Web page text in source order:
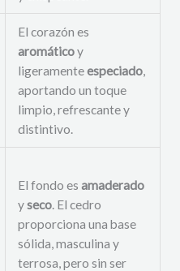
El corazón es
aromáticoy
ligeramenteespeciado,
aportando un toque
limpio, refrescante y
distintivo.
El fondo esamaderado
yseco. El cedro
proporciona una base
sólida, masculina y
terrosa, pero sin ser